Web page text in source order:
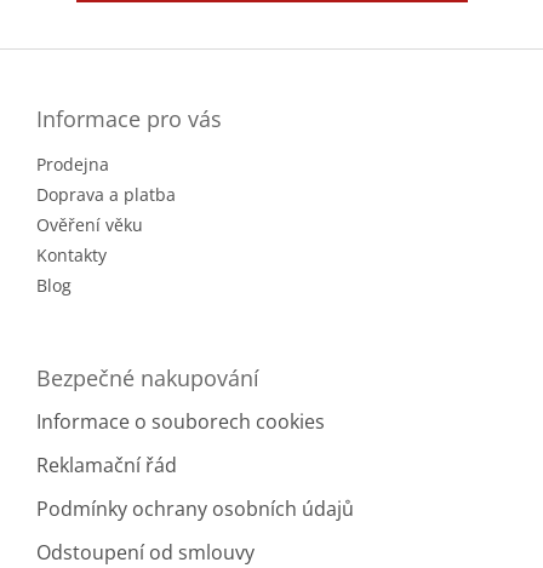
Informace pro vás
Prodejna
Doprava a platba
Ověření věku
Kontakty
Blog
Bezpečné nakupování
Informace o souborech cookies
Reklamační řád
Podmínky ochrany osobních údajů
Odstoupení od smlouvy